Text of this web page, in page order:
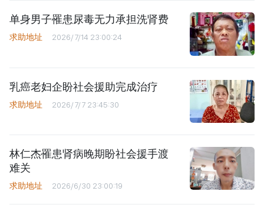
单身男子罹患尿毒无力承担洗肾费
求助地址 2026/7/14 23:00:24
乳癌老妇企盼社会援助完成治疗
求助地址 2026/7/7 23:45:30
林仁杰罹患肾病晚期盼社会援手渡
难关
求助地址 2026/6/30 23:00:19